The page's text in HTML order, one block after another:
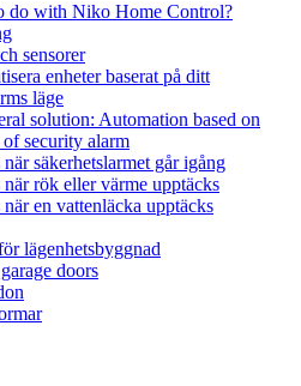
do with Niko Home Control?
sensorer
enheter baserat på ditt
läge
solution: Automation based on
of security alarm
säkerhetslarmet går igång
när rök eller värme upptäcks
en vattenläcka upptäcks
lägenhetsbyggnad
doors